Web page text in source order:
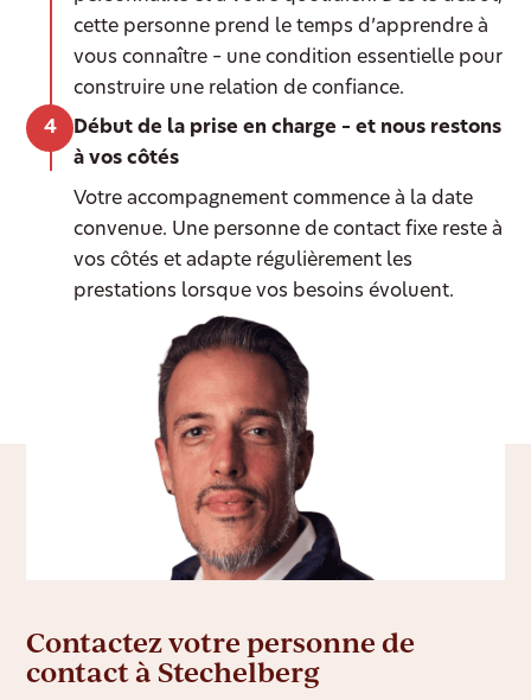
Contactez votre personne de
contact à Stechelberg
cette personne prend le temps d’apprendre à
vous connaître – une condition essentielle pour
construire une relation de confiance.
Début de la prise en charge – et nous restons
à vos côtés
Votre accompagnement commence à la date
convenue. Une personne de contact fixe reste à
vos côtés et adapte régulièrement les
prestations lorsque vos besoins évoluent.